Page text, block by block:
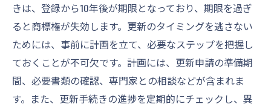
きは、登録から10年後が期限となっており、期限を過ぎ
ると商標権が失効します。更新のタイミングを逃さない
ためには、事前に計画を立て、必要なステップを把握し
ておくことが不可欠です。計画には、更新申請の準備期
間、必要書類の確認、専門家との相談などが含まれま
す。また、更新手続きの進捗を定期的にチェックし、異